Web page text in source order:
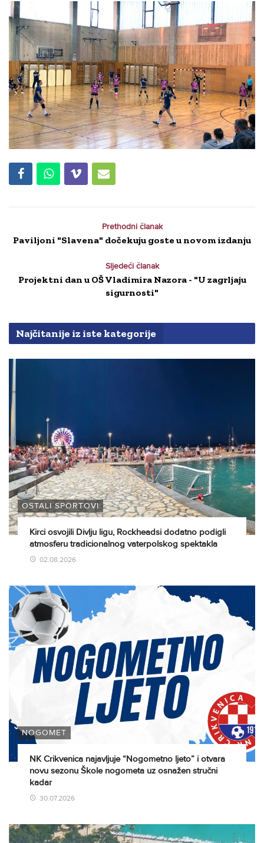
Prethodni članak
Paviljoni "Slavena" dočekuju goste u novom izdanju
Sljedeći članak
Projektni dan u OŠ Vladimira Nazora - "U zagrljaju
sigurnosti"
Najčitanije iz iste kategorije
OSTALI SPORTOVI
Kirci osvojili Divlju ligu, Rockheadsi dodatno podigli
atmosferu tradicionalnog vaterpolskog spektakla
02.08.2026
NOGOMET
NK Crikvenica najavljuje “Nogometno ljeto” i otvara
novu sezonu Škole nogometa uz osnažen stručni
kadar
30.07.2026